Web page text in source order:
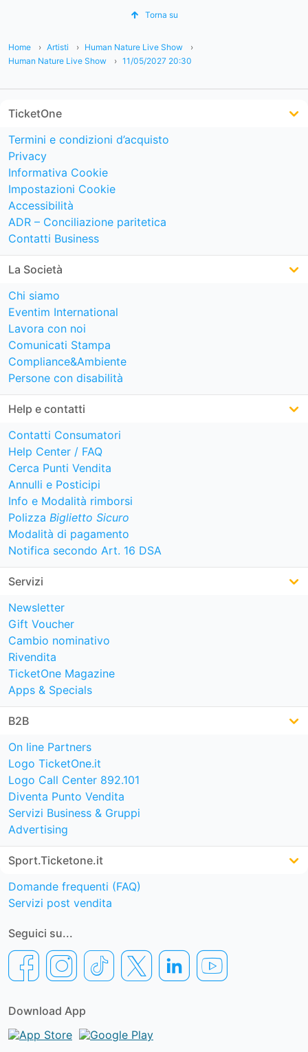
Torna su
Home Artisti
Human Nature Live Show
Human Nature Live Show
11/05/2027 20:30
TicketOne
Termini e condizioni d’acquisto
Privacy
Informativa Cookie
Impostazioni Cookie
Accessibilità
ADR – Conciliazione paritetica
Contatti Business
La Società
Chi siamo
Eventim International
Lavora con noi
Comunicati Stampa
Compliance&Ambiente
Persone con disabilità
Help e contatti
Contatti Consumatori
Help Center / FAQ
Cerca Punti Vendita
Annulli e Posticipi
Info e Modalità rimborsi
Polizza Biglietto Sicuro
Modalità di pagamento
Notifica secondo Art. 16 DSA
Servizi
Newsletter
Gift Voucher
Cambio nominativo
Rivendita
TicketOne Magazine
Apps & Specials
B2B
On line Partners
Logo TicketOne.it
Logo Call Center 892.101
Diventa Punto Vendita
Servizi Business & Gruppi
Advertising
Sport.Ticketone.it
Domande frequenti (FAQ)
Servizi post vendita
Seguici su...
Download App